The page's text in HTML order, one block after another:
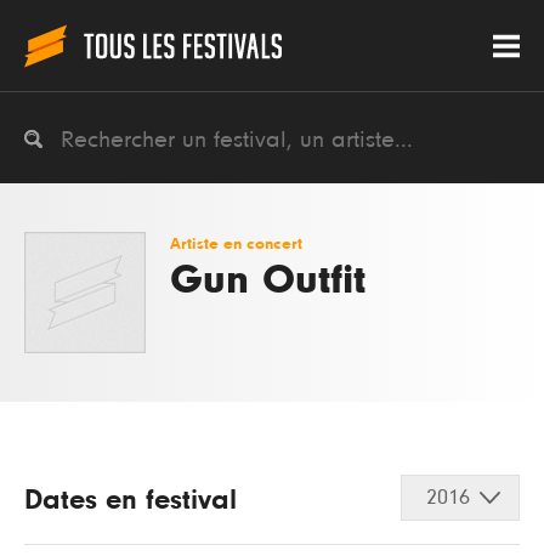
Artiste en concert
Gun Outfit
Dates en festival 2016